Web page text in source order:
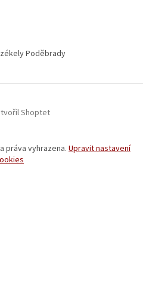
Poděbrady
Shoptet
práva vyhrazena. Upravit nastavení